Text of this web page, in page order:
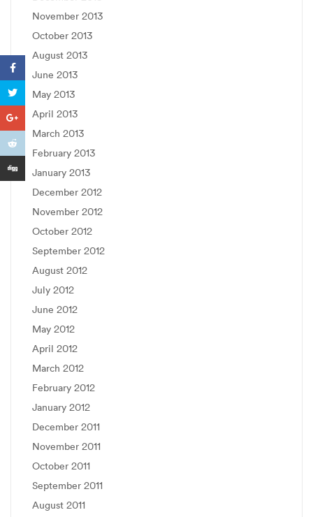
November 2013
October 2013
August 2013
June 2013
May 2013
April 2013
March 2013
February 2013
January 2013
December 2012
November 2012
October 2012
September 2012
August 2012
July 2012
June 2012
May 2012
April 2012
March 2012
February 2012
January 2012
December 2011
November 2011
October 2011
September 2011
August 2011